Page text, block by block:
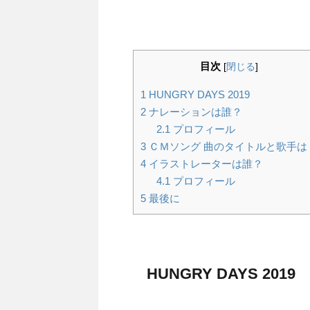
目次 [閉じる]
1 HUNGRY DAYS 2019
2 ナレーションは誰？
2.1 プロフィール
3 ＣＭソング 曲のタイトルと歌手は
4 イラストレーターは誰？
4.1 プロフィール
5 最後に
HUNGRY DAYS 2019